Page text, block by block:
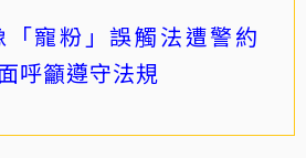
「寵粉」誤觸法遭警約
呼籲遵守法規